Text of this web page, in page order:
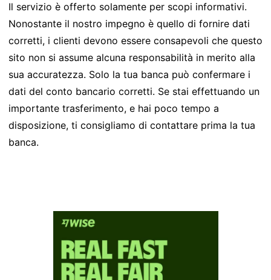
Il servizio è offerto solamente per scopi informativi.
Nonostante il nostro impegno è quello di fornire dati
corretti, i clienti devono essere consapevoli che questo
sito non si assume alcuna responsabilità in merito alla
sua accuratezza. Solo la tua banca può confermare i
dati del conto bancario corretti. Se stai effettuando un
importante trasferimento, e hai poco tempo a
disposizione, ti consigliamo di contattare prima la tua
banca.